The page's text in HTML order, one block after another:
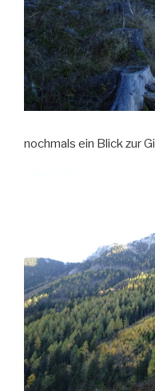
nochmals ein Blick zur